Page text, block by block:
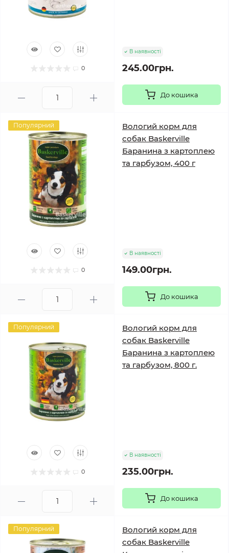
0
В наявності
245.00грн.
До кошика
Популярний
0
Вологий корм для
собак Baskerville
Баранина з картоплею
та гарбузом, 400 г
В наявності
149.00грн.
До кошика
Популярний
0
Вологий корм для
собак Baskerville
Баранина з картоплею
та гарбузом, 800 г.
В наявності
235.00грн.
До кошика
Популярний
Вологий корм для
собак Baskerville